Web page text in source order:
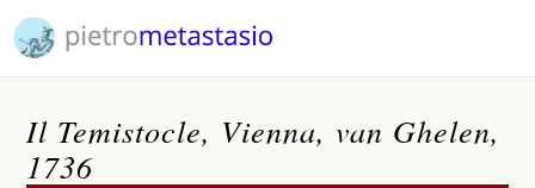
Il Temistocle, Vienna, van Ghelen,
1736